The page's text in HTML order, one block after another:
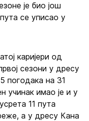
је био још
се уписао у
каријери од
сезони у дресу
погодака на 31
учинак имао је и у
11 пута
а у дресу Кана